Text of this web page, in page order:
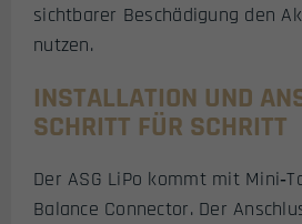
sichtbarer Beschädigung den
nutzen.
INSTALLATION UND
SCHRITT FÜR SCHRITT
Der ASG LiPo kommt mit
Balance Connector. Der